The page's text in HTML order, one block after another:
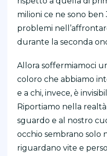
milioni ce ne sono
problemi
durante la seconda
Allora soffermiamoci
coloro che abbiamo
e a chi, invece, è
Riportiamo nella
sguardo e al nostro
occhio sembrano solo
riguardano vite e